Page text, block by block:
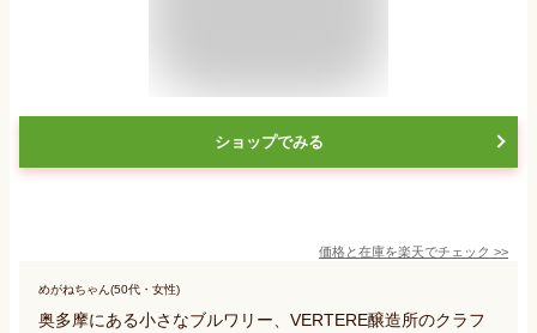
ショップでみる
価格と在庫を楽天でチェック >>
めがねちゃん(50代・女性)
奥多摩にある小さなブルワリー、VERTERE醸造所のクラフ